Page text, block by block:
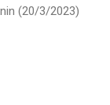
(20/3/2023)